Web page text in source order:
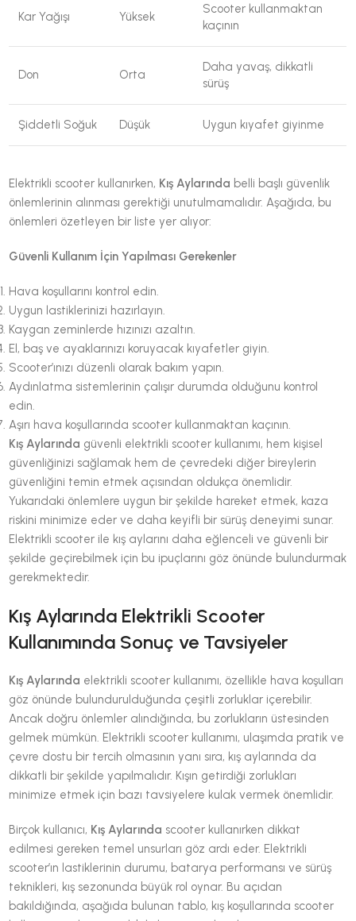
Kar Yağışı Yüksek
Scooter kullanmaktan
kaçının
Don Orta
Daha yavaş, dikkatli
sürüş
Şiddetli Soğuk Düşük Uygun kıyafet giyinme
Elektrikli scooter kullanırken, Kış Aylarında belli başlı güvenlik
önlemlerinin alınması gerektiği unutulmamalıdır. Aşağıda, bu
önlemleri özetleyen bir liste yer alıyor:
Güvenli Kullanım İçin Yapılması Gerekenler
Hava koşullarını kontrol edin.
Uygun lastiklerinizi hazırlayın.
Kaygan zeminlerde hızınızı azaltın.
El, baş ve ayaklarınızı koruyacak kıyafetler giyin.
Scooter’ınızı düzenli olarak bakım yapın.
Aydınlatma sistemlerinin çalışır durumda olduğunu kontrol
edin.
Aşırı hava koşullarında scooter kullanmaktan kaçının.
Kış Aylarında güvenli elektrikli scooter kullanımı, hem kişisel
güvenliğinizi sağlamak hem de çevredeki diğer bireylerin
güvenliğini temin etmek açısından oldukça önemlidir.
Yukarıdaki önlemlere uygun bir şekilde hareket etmek, kaza
riskini minimize eder ve daha keyifli bir sürüş deneyimi sunar.
Elektrikli scooter ile kış aylarını daha eğlenceli ve güvenli bir
şekilde geçirebilmek için bu ipuçlarını göz önünde bulundurmak
gerekmektedir.
Kış Aylarında Elektrikli Scooter
Kullanımında Sonuç ve Tavsiyeler
Kış Aylarında elektrikli scooter kullanımı, özellikle hava koşulları
göz önünde bulundurulduğunda çeşitli zorluklar içerebilir.
Ancak doğru önlemler alındığında, bu zorlukların üstesinden
gelmek mümkün. Elektrikli scooter kullanımı, ulaşımda pratik ve
çevre dostu bir tercih olmasının yanı sıra, kış aylarında da
dikkatli bir şekilde yapılmalıdır. Kışın getirdiği zorlukları
minimize etmek için bazı tavsiyelere kulak vermek önemlidir.
Birçok kullanıcı, Kış Aylarında scooter kullanırken dikkat
edilmesi gereken temel unsurları göz ardı eder. Elektrikli
scooter’ın lastiklerinin durumu, batarya performansı ve sürüş
teknikleri, kış sezonunda büyük rol oynar. Bu açıdan
bakıldığında, aşağıda bulunan tablo, kış koşullarında scooter